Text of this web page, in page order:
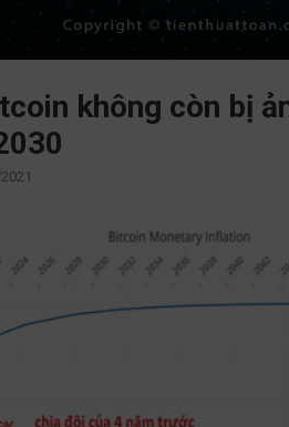
không còn bị